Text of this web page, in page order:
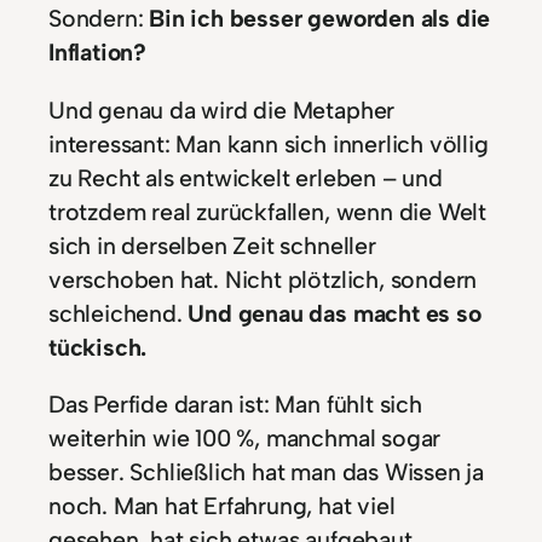
Sondern: Bin ich besser geworden als die
Inflation?
Und genau da wird die Metapher
interessant: Man kann sich innerlich völlig
zu Recht als entwickelt erleben – und
trotzdem real zurückfallen, wenn die Welt
sich in derselben Zeit schneller
verschoben hat. Nicht plötzlich, sondern
schleichend. Und genau das macht es so
tückisch.
Das Perfide daran ist: Man fühlt sich
weiterhin wie 100 %, manchmal sogar
besser. Schließlich hat man das Wissen ja
noch. Man hat Erfahrung, hat viel